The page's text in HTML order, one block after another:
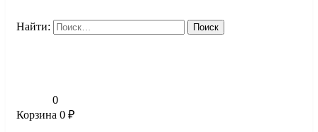
Найти:
0
Корзина 0 ₽